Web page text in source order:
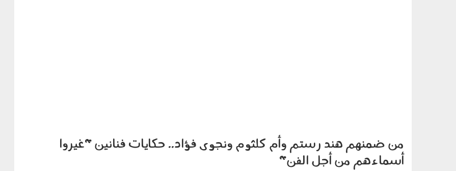
من ضمنهم هند رستم وأم كلثوم ونجوى فؤاد.. حكايات فنانين "غيروا
أسماءهم من أجل الفن"